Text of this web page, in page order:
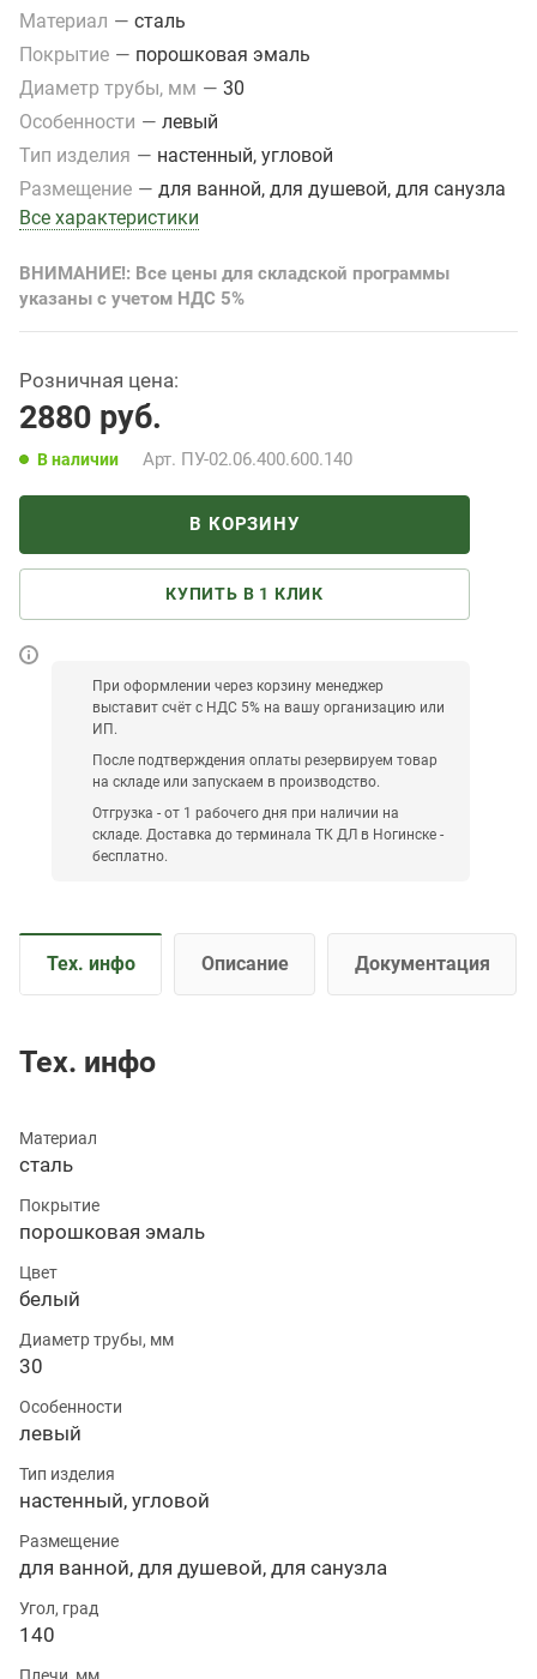
Материал — сталь
Покрытие — порошковая эмаль
Диаметр трубы, мм — 30
Особенности — левый
Тип изделия — настенный, угловой
Размещение — для ванной, для душевой, для санузла
Все характеристики
ВНИМАНИЕ!: Все цены для складской программы
указаны с учетом НДС 5%
Розничная цена:
2880 руб.
В наличии Арт. ПУ-02.06.400.600.140
В КОРЗИНУ
КУПИТЬ В 1 КЛИК
При оформлении через корзину менеджер
выставит счёт с НДС 5% на вашу организацию или
ИП.
После подтверждения оплаты резервируем товар
на складе или запускаем в производство.
Отгрузка - от 1 рабочего дня при наличии на
складе. Доставка до терминала ТК ДЛ в Ногинске -
бесплатно.
Тех. инфо Описание Документация
Тех. инфо
Материал
сталь
Покрытие
порошковая эмаль
Цвет
белый
Диаметр трубы, мм
30
Особенности
левый
Тип изделия
настенный, угловой
Размещение
для ванной, для душевой, для санузла
Угол, град
140
Плечи, мм